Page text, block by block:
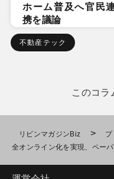
ホーム普及へ官民
携を議論
不動産テック
このコラ
リビンマガジンBiz >
全オンライン化を実現、ペー